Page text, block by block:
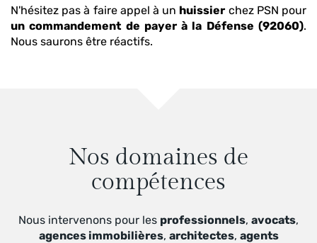
N'hésitez pas à faire appel à un huissier chez PSN pour
un commandement de payer à la Défense (92060).
Nous saurons être réactifs.
Nos domaines de
compétences
Nous intervenons pour les professionnels, avocats,
agences immobilières, architectes, agents